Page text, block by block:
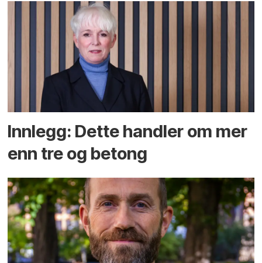
Innlegg: Dette handler om mer
enn tre og betong